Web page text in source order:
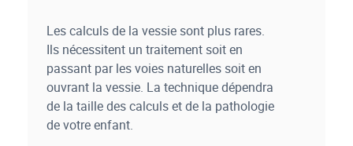
Les calculs de la vessie sont plus rares.
Ils nécessitent un traitement soit en
passant par les voies naturelles soit en
ouvrant la vessie. La technique dépendra
de la taille des calculs et de la pathologie
de votre enfant.